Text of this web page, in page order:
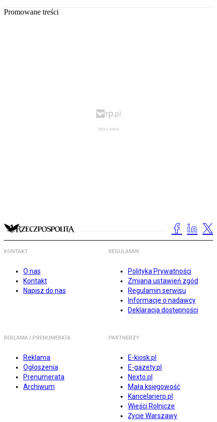
Promowane treści
KONTAKT
O nas
Kontakt
Napisz do nas
REGULAMIN
Polityka Prywatności
Zmiana ustawień zgód
Regulamin serwisu
Informacje o nadawcy
Deklaracja dostępności
REKLAMA I PRENUMERATA
Reklama
Ogłoszenia
Prenumerata
Archiwum
PARTNERZY
E-kiosk.pl
E-gazety.pl
Nexto.pl
Mała księgowość
Kancelarierp.pl
Wieści Rolnicze
Życie Warszawy